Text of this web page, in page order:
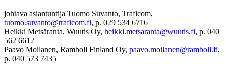
johtava asiantuntija Tuomo Suvanto, Traficom,
tuomo.suvanto@traficom.fi, p. 029 534 6716
Heikki Metsäranta, Wuutis Oy, heikki.metsaranta@wuutis.fi, p. 040
562 6612
Paavo Moilanen, Ramboll Finland Oy, paavo.moilanen@ramboll.fi,
p. 040 573 7435